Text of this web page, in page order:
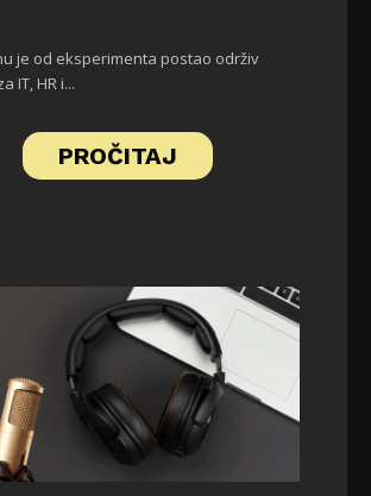
je od eksperimenta postao održiv
IT, HR i...
PROČITAJ